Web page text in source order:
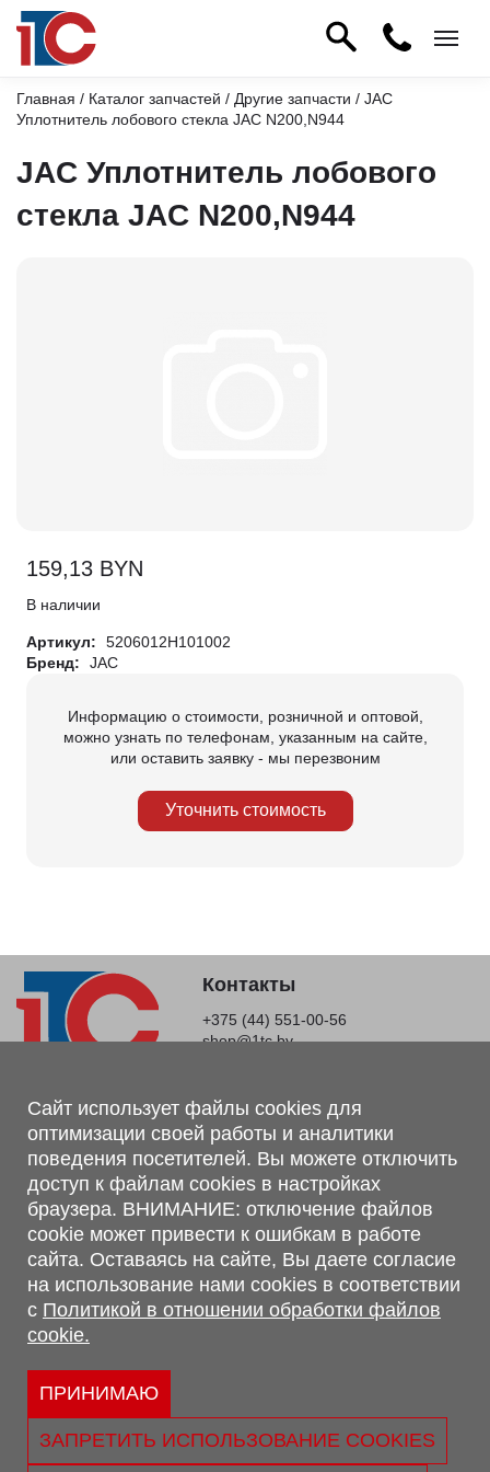
Главная / Каталог запчастей / Другие запчасти / JAC
Уплотнитель лобового стекла JAC N200,N944
JAC Уплотнитель лобового
стекла JAC N200,N944
159,13 BYN
В наличии
Артикул:
5206012H101002
Бренд:
JAC
Информацию о стоимости, розничной и оптовой,
можно узнать по телефонам, указанным на сайте,
или оставить заявку - мы перезвоним
Уточнить стоимость
Контакты
+375 (44) 551-00-56
shop@1tc.by
Магазин, склад
г. Минск, Минский р-н, п. Привольный, ул. Мира, 20А,
223062
г. Брест, ул. Лейтенанта Рябцева, 108 В, 224701
Обращаем Ваше внимание, что вся предоставленная на сайте
информация, касающаяся комплектаций, технических
характеристик, цветовых сочетаний, а также стоимости и
сервисного обслуживания носит информационный характер и
не является публичной офертой, определяемой п.2 ст.407
Гражданского кодекса Республики Беларусь.
Политика обработки персональных данных
Политикой в отношении обработки файлов cookie.
Сайт использует файлы cookies для
оптимизации своей работы и аналитики
поведения посетителей. Вы можете отключить
доступ к файлам cookies в настройках
браузера. ВНИМАНИЕ: отключение файлов
cookie может привести к ошибкам в работе
сайта. Оставаясь на сайте, Вы даете согласие
на использование нами cookies в соответствии
с Политикой в отношении обработки файлов
cookie.
ПРИНИМАЮ
ЗАПРЕТИТЬ ИСПОЛЬЗОВАНИЕ COOKIES